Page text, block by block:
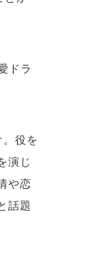
ドラ
。役を
演じ
や恋
話題